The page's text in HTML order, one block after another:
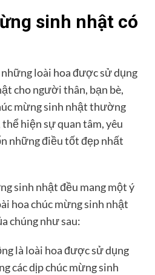
sinh nhật có
loài hoa được sử dụng
cho người thân, bạn bè,
mừng sinh nhật thường
hiện sự quan tâm, yêu
những điều tốt đẹp nhất
sinh nhật đều mang một ý
hoa chúc mừng sinh nhật
chúng như sau:
là loài hoa được sử dụng
các dịp chúc mừng sinh